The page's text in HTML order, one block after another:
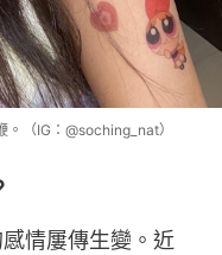
（IG：@soching_nat）
情屢傳生變。近